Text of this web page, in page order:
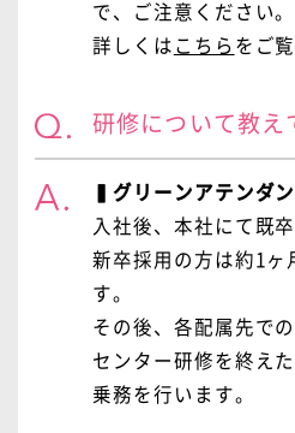
で、ご注意ください。
詳しくはこちらをご
研修について教え
▍グリーンアテンダ
入社後、本社にて既
新卒採用の方は約1ヶ
す。
その後、各配属先で
センター研修を終え
乗務を行います。